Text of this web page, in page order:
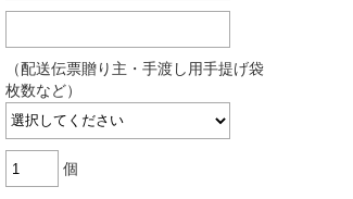
（配送伝票贈り主・手渡し用手提げ袋
枚数など）
個